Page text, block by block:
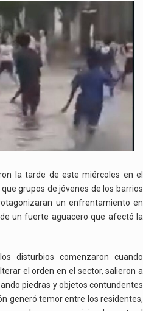
ENTRE
JÓVENES
DE
VILLA
ADELA
Y
PRADO
SOLEDAD
GENERA
PREOCUPACIÓN
TRAS
FUERTES
la tarde de este miércoles en el
grupos de jóvenes de los barrios
un enfrentamiento en
un fuerte aguacero que afectó la
disturbios comenzaron cuando
el orden en el sector, salieron a
piedras y objetos contundentes
generó temor entre los residentes,